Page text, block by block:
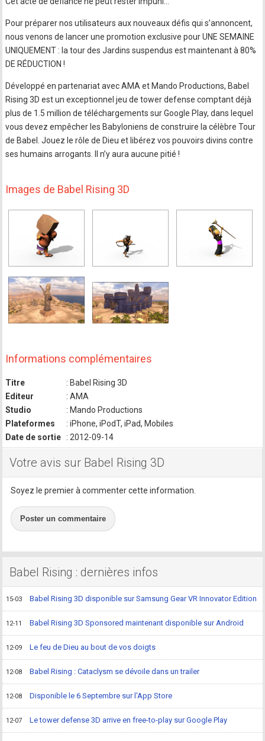
Pour préparer nos utilisateurs aux nouveaux défis qui s’annoncent,
nous venons de lancer une promotion exclusive pour UNE SEMAINE
UNIQUEMENT : la tour des Jardins suspendus est maintenant à 80%
DE RÉDUCTION !
Développé en partenariat avec AMA et Mando Productions, Babel
Rising 3D est un exceptionnel jeu de tower defense comptant déjà
plus de 1.5 million de téléchargements sur Google Play, dans lequel
vous devez empêcher les Babyloniens de construire la célèbre Tour
de Babel. Jouez le rôle de Dieu et libérez vos pouvoirs divins contre
ses humains arrogants. Il n’y aura aucune pitié !
Images de Babel Rising 3D
Informations complémentaires
Titre
: Babel Rising 3D
Editeur
: AMA
Studio
: Mando Productions
Plateformes
: iPhone, iPodT, iPad, Mobiles
Date de sortie
: 2012-09-14
Votre avis sur Babel Rising 3D
Soyez le premier à commenter cette information.
Poster un commentaire
Babel Rising : dernières infos
15-03 Babel Rising 3D disponible sur Samsung Gear VR Innovator Edition
12-11 Babel Rising 3D Sponsored maintenant disponible sur Android
12-09 Le feu de Dieu au bout de vos doigts
12-08 Babel Rising : Cataclysm se dévoile dans un trailer
12-08 Disponible le 6 Septembre sur l'App Store
12-07 Le tower defense 3D arrive en free-to-play sur Google Play